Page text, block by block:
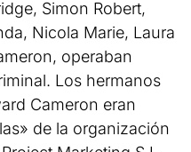
Simon Robert,
Nicola Marie, Laura
operaban
Los hermanos
Cameron eran
de la organización